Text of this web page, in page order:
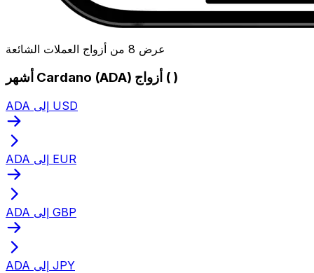
عرض 8 من أزواج العملات الشائعة
أشهر Cardano (ADA) أزواج ( )
ADA إلى USD
ADA إلى EUR
ADA إلى GBP
ADA إلى JPY